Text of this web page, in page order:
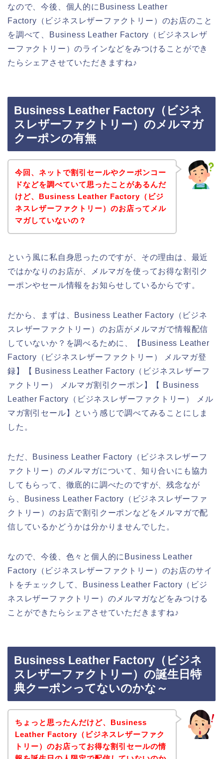
なので、今後、個人的にBusiness Leather
Factory（ビジネスレザーファクトリー）のお店のこと
を調べて、Business Leather Factory（ビジネスレザ
ーファクトリー）のラインなどをみつけることができ
たらシェアさせていただきますね♪
Business Leather Factory（ビジネ
スレザーファクトリー）のメルマガ
クーポンの有無
今回、ネットで割引セールやクーポンコー
ドなどを調べていて思ったことがあるんだ
けど、Business Leather Factory（ビジ
ネスレザーファクトリー）のお店ってメル
マガしていないの？
という風に私自身思ったのですが、その理由は、最近
ではかなりのお店が、メルマガを使ってお得な割引ク
ーポンやセール情報をお知らせしているからです。
だから、まずは、Business Leather Factory（ビジネ
スレザーファクトリー）のお店がメルマガで情報配信
していないか？を調べるために、【Business Leather
Factory（ビジネスレザーファクトリー） メルマガ登
録】【 Business Leather Factory（ビジネスレザーフ
ァクトリー） メルマガ割引クーポン】【 Business
Leather Factory（ビジネスレザーファクトリー） メル
マガ割引セール】という感じで調べてみることにしま
した。
ただ、Business Leather Factory（ビジネスレザーフ
ァクトリー）のメルマガについて、知り合いにも協力
してもらって、徹底的に調べたのですが、残念なが
ら、Business Leather Factory（ビジネスレザーファ
クトリー）のお店で割引クーポンなどをメルマガで配
信しているかどうかは分かりませんでした。
なので、今後、色々と個人的にBusiness Leather
Factory（ビジネスレザーファクトリー）のお店のサイ
トをチェックして、Business Leather Factory（ビジ
ネスレザーファクトリー）のメルマガなどをみつける
ことができたらシェアさせていただきますね♪
Business Leather Factory（ビジネ
スレザーファクトリー）の誕生日特
典クーポンってないのかな～
ちょっと思ったんだけど、Business
Leather Factory（ビジネスレザーファク
トリー）のお店ってお得な割引セールの情